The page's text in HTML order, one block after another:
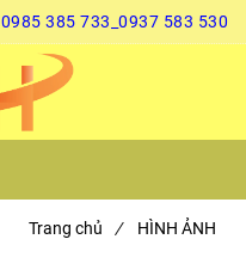
0985 385 733_0937 583 530
Trang chủ / HÌNH ẢNH